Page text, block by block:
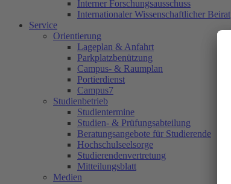
Interner Forschungsausschuss
Internationaler Wissenschaftlicher Beirat
Service
Orientierung
Lageplan & Anfahrt
Parkplatzbenützung
Campus- & Raumplan
Portierdienst
Campus7
Studienbetrieb
Studientermine
Studien- & Prüfungsabteilung
Beratungsangebote für Studierende
Hochschulseelsorge
Studierendenvertretung
Mitteilungsblatt
Medien